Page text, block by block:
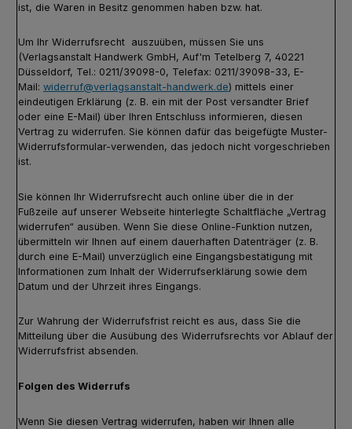
ist, die Waren in Besitz genommen haben bzw. hat.
Um Ihr Widerrufsrecht auszuüben, müssen Sie uns
(Verlagsanstalt Handwerk GmbH, Auf'm Tetelberg 7, 40221
Düsseldorf, Tel.: 0211/39098-0, Telefax: 0211/39098-33, E-
Mail: widerruf@verlagsanstalt-handwerk.de) mittels einer
eindeutigen Erklärung (z. B. ein mit der Post versandter Brief
oder eine E-Mail) über Ihren Entschluss informieren, diesen
Vertrag zu widerrufen. Sie können dafür das beigefügte Muster-
Widerrufsformular-verwenden, das jedoch nicht vorgeschrieben
ist.
Sie können Ihr Widerrufsrecht auch online über die in der
Fußzeile auf unserer Webseite hinterlegte Schaltfläche „Vertrag
widerrufen“ ausüben. Wenn Sie diese Online-Funktion nutzen,
übermitteln wir Ihnen auf einem dauerhaften Datenträger (z. B.
durch eine E-Mail) unverzüglich eine Eingangsbestätigung mit
Informationen zum Inhalt der Widerrufserklärung sowie dem
Datum und der Uhrzeit ihres Eingangs.
Zur Wahrung der Widerrufsfrist reicht es aus, dass Sie die
Mitteilung über die Ausübung des Widerrufsrechts vor Ablauf der
Widerrufsfrist absenden.
Folgen des Widerrufs
Wenn Sie diesen Vertrag widerrufen, haben wir Ihnen alle